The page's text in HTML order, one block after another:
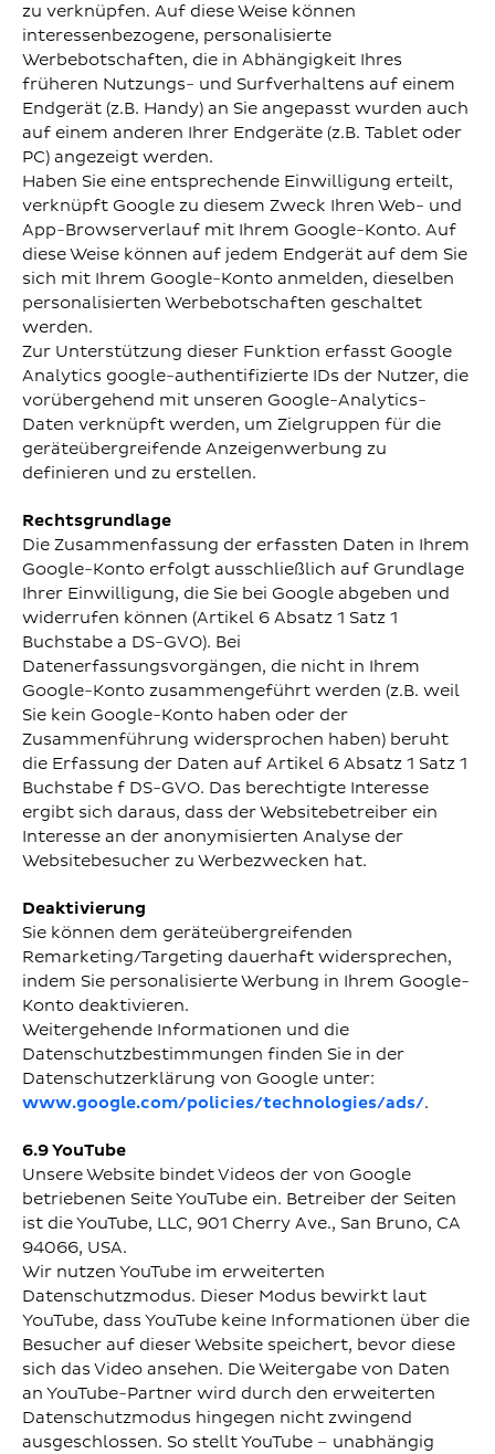
zu verknüpfen. Auf diese Weise können
interessenbezogene, personalisierte
Werbebotschaften, die in Abhängigkeit Ihres
früheren Nutzungs- und Surfverhaltens auf einem
Endgerät (z.B. Handy) an Sie angepasst wurden auch
auf einem anderen Ihrer Endgeräte (z.B. Tablet oder
PC) angezeigt werden.
Haben Sie eine entsprechende Einwilligung erteilt,
verknüpft Google zu diesem Zweck Ihren Web- und
App-Browserverlauf mit Ihrem Google-Konto. Auf
diese Weise können auf jedem Endgerät auf dem Sie
sich mit Ihrem Google-Konto anmelden, dieselben
personalisierten Werbebotschaften geschaltet
werden.
Zur Unterstützung dieser Funktion erfasst Google
Analytics google-authentifizierte IDs der Nutzer, die
vorübergehend mit unseren Google-Analytics-
Daten verknüpft werden, um Zielgruppen für die
geräteübergreifende Anzeigenwerbung zu
definieren und zu erstellen.
Rechtsgrundlage
Die Zusammenfassung der erfassten Daten in Ihrem
Google-Konto erfolgt ausschließlich auf Grundlage
Ihrer Einwilligung, die Sie bei Google abgeben und
widerrufen können (Artikel 6 Absatz 1 Satz 1
Buchstabe a DS-GVO). Bei
Datenerfassungsvorgängen, die nicht in Ihrem
Google-Konto zusammengeführt werden (z.B. weil
Sie kein Google-Konto haben oder der
Zusammenführung widersprochen haben) beruht
die Erfassung der Daten auf Artikel 6 Absatz 1 Satz 1
Buchstabe f DS-GVO. Das berechtigte Interesse
ergibt sich daraus, dass der Websitebetreiber ein
Interesse an der anonymisierten Analyse der
Websitebesucher zu Werbezwecken hat.
Deaktivierung
Sie können dem geräteübergreifenden
Remarketing/Targeting dauerhaft widersprechen,
indem Sie personalisierte Werbung in Ihrem Google-
Konto deaktivieren.
Weitergehende Informationen und die
Datenschutzbestimmungen finden Sie in der
Datenschutzerklärung von Google unter:
www.google.com/policies/technologies/ads/.
6.9 YouTube
Unsere Website bindet Videos der von Google
betriebenen Seite YouTube ein. Betreiber der Seiten
ist die YouTube, LLC, 901 Cherry Ave., San Bruno, CA
94066, USA.
Wir nutzen YouTube im erweiterten
Datenschutzmodus. Dieser Modus bewirkt laut
YouTube, dass YouTube keine Informationen über die
Besucher auf dieser Website speichert, bevor diese
sich das Video ansehen. Die Weitergabe von Daten
an YouTube-Partner wird durch den erweiterten
Datenschutzmodus hingegen nicht zwingend
ausgeschlossen. So stellt YouTube – unabhängig